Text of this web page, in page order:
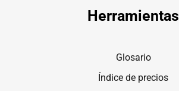
Herramientas
Glosario
Índice de precios